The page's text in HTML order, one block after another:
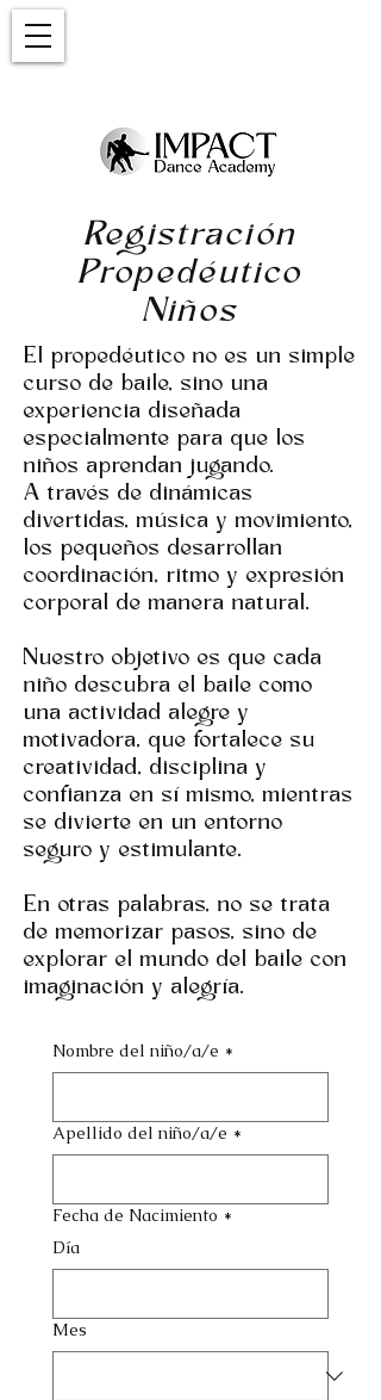
Registración
Propedéutico
Niños
El propedéutico no es un simple
curso de baile, sino una
experiencia diseñada
especialmente para que los
niños aprendan jugando.
A través de dinámicas
divertidas, música y movimiento,
los pequeños desarrollan
coordinación, ritmo y expresión
corporal de manera natural.
Nuestro objetivo es que cada
niño descubra el baile como
una actividad alegre y
motivadora, que fortalece su
creatividad, disciplina y
confianza en sí mismo, mientras
se divierte en un entorno
seguro y estimulante.
En otras palabras, no se trata
de memorizar pasos, sino de
explorar el mundo del baile con
imaginación y alegría.
Nombre del niño/a/e *
Apellido del niño/a/e *
Fecha de Nacimiento *
Día
Mes